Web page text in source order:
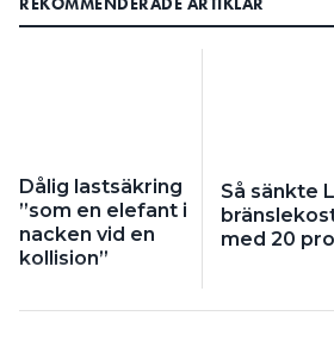
Dålig lastsäkring
”som en elefant i
nacken vid en
kollision”
Så sänkte
med 20